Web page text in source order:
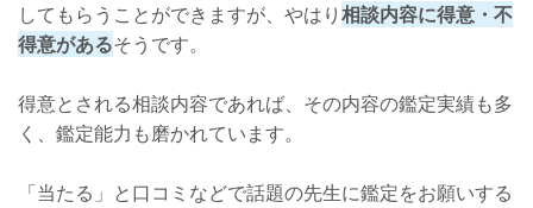
してもらうことができますが、やはり相談内容に得意・不
得意があるそうです。
得意とされる相談内容であれば、その内容の鑑定実績も多
く、鑑定能力も磨かれています。
「当たる」と口コミなどで話題の先生に鑑定をお願いする